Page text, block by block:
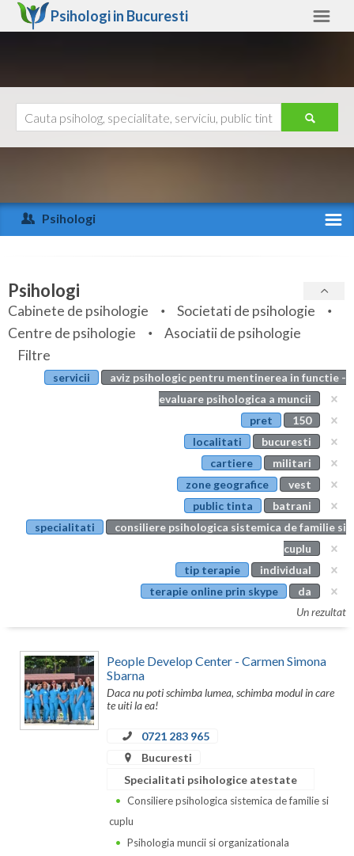
Psihologi in Bucuresti
Arad
Arges
Bihor
Bistrita-Nasaud
Botosani
Calarasi
Covasna
Dambovita
Dolj
Ajutor
Psihologi
Specialitati
Servicii
Articole
Evenimente
Psihologi
Cabinete de psihologie
Societati de psihologie
Centre de psihologie
Asociatii de psihologie
Filtre
servicii
aviz psihologic pentru mentinerea in functie -
evaluare psihologica a muncii
pret
150
localitati
bucuresti
cartiere
militari
zone geografice
vest
public tinta
batrani
specialitati
consiliere psihologica sistemica de familie si
cuplu
tip terapie
individual
terapie online prin skype
da
Un rezultat
People Develop Center - Carmen Simona
Sbarna
Daca nu poti schimba lumea, schimba modul in care
te uiti la ea!
0721 283 965
Bucuresti
Specialitati psihologice atestate
Consiliere psihologica sistemica de familie si
cuplu
Psihologia muncii si organizationala